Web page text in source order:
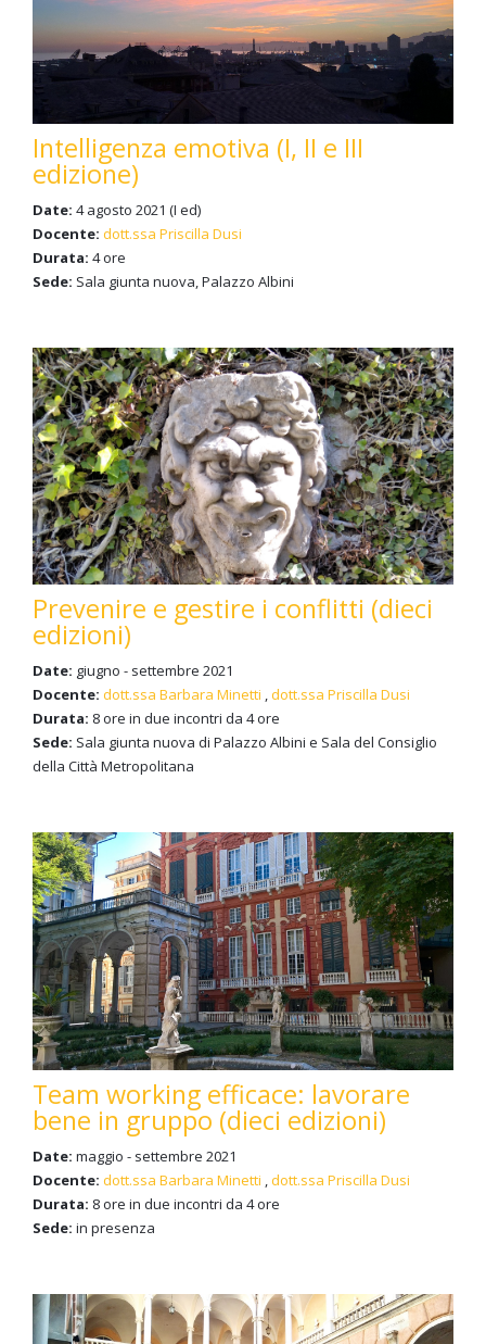
Intelligenza emotiva (I, II e III
edizione)
Date: 4 agosto 2021 (I ed)
Docente: dott.ssa Priscilla Dusi
Durata: 4 ore
Sede: Sala giunta nuova, Palazzo Albini
Prevenire e gestire i conflitti (dieci
edizioni)
Date: giugno - settembre 2021
Docente: dott.ssa Barbara Minetti ,dott.ssa Priscilla Dusi
Durata: 8 ore in due incontri da 4 ore
Sede: Sala giunta nuova di Palazzo Albini e Sala del Consiglio
della Città Metropolitana
Team working efficace: lavorare
bene in gruppo (dieci edizioni)
Date: maggio - settembre 2021
Docente: dott.ssa Barbara Minetti ,dott.ssa Priscilla Dusi
Durata: 8 ore in due incontri da 4 ore
Sede: in presenza